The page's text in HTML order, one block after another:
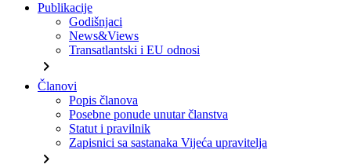
Publikacije
Godišnjaci
News&Views
Transatlantski i EU odnosi
chevron_right
Članovi
Popis članova
Posebne ponude unutar članstva
Statut i pravilnik
Zapisnici sa sastanaka Vijeća upravitelja
chevron_right